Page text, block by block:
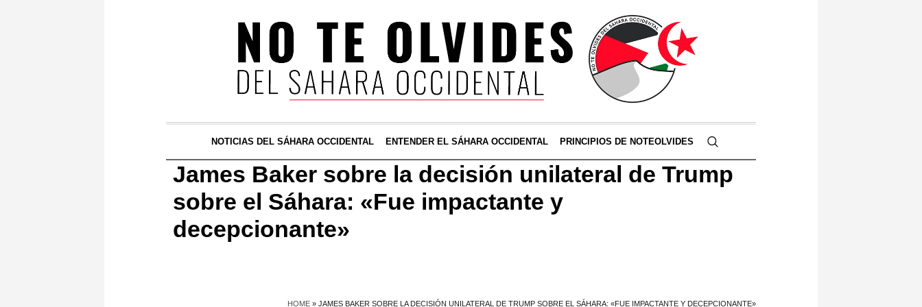
NOTICIAS DEL SÁHARA OCCIDENTAL ENTENDER EL SÁHARA OCCIDENTAL PRINCIPIOS DE NOTEOLVIDES
James Baker sobre la decisión unilateral de Trump
sobre el Sáhara: «Fue impactante y
decepcionante»
HOME » JAMES BAKER SOBRE LA DECISIÓN UNILATERAL DE TRUMP SOBRE EL SÁHARA: «FUE IMPACTANTE Y DECEPCIONANTE»